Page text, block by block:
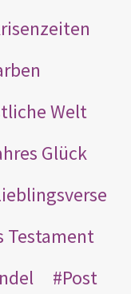
Welt
Glück
Testament
Post